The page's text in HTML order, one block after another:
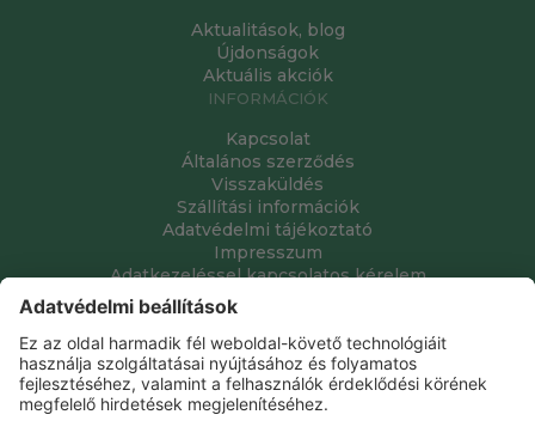
Aktualitások, blog
Újdonságok
Aktuális akciók
INFORMÁCIÓK
Kapcsolat
Általános szerződés
Visszaküldés
Szállítási információk
Adatvédelmi tájékoztató
Impresszum
Adatkezeléssel kapcsolatos kérelem